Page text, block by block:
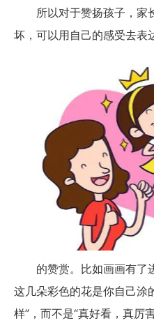
所以对于赞扬孩子，家
坏，可以用自己的感受去表
的赞赏。比如画画有了进
这几朵彩色的花是你自己涂
样”，而不是“真好看，真厉